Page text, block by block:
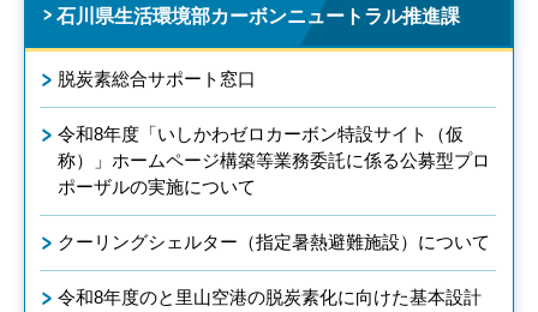
石川県生活環境部カーボンニュートラル推進課
脱炭素総合サポート窓口
令和8年度「いしかわゼロカーボン特設サイト（仮
称）」ホームページ構築等業務委託に係る公募型プロ
ポーザルの実施について
クーリングシェルター（指定暑熱避難施設）について
令和8年度のと里山空港の脱炭素化に向けた基本設計